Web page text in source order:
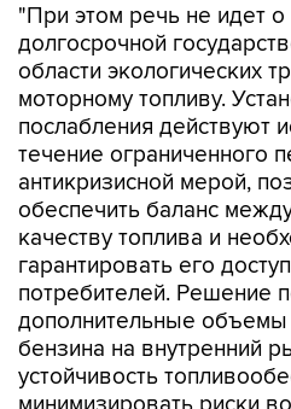
"При этом речь не идет
долгосрочной
области экологических
моторному топливу.
послабления действуют
течение ограниченного
антикризисной мерой,
обеспечить баланс
качеству топлива и
гарантировать его
потребителей. Решение
дополнительные объемы
бензина на внутренний
устойчивость